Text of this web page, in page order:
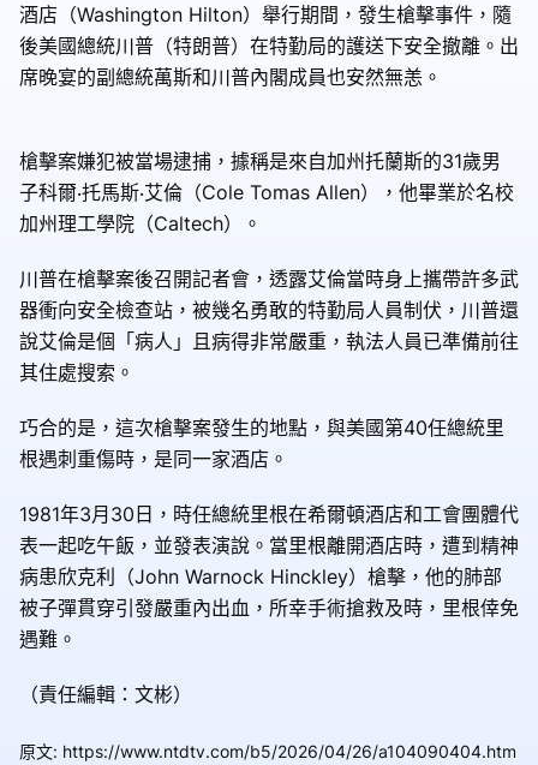
酒店（Washington Hilton）舉行期間，發生槍擊事件，隨
後美國總統川普（特朗普）在特勤局的護送下安全撤離。出
席晚宴的副總統萬斯和川普內閣成員也安然無恙。
槍擊案嫌犯被當場逮捕，據稱是來自加州托蘭斯的31歲男
子科​​爾‧托馬斯‧艾倫（Cole Tomas Allen），他畢業於名校
加州理工學院（Caltech）。
川普在槍擊案後召開記者會，透露艾倫當時身上攜帶許多武
器衝向安全檢查站，被幾名勇敢的特勤局人員制伏，川普還
說艾倫是個「病人」且病得非常嚴重，執法人員已準備前往
其住處搜索。
巧合的是，這次槍擊案發生的地點，與美國第40任總統里
根遇刺重傷時，是同一家酒店。
1981年3月30日，時任總統里根在希爾頓酒店和工會團體代
表一起吃午飯，並發表演說。當里根離開酒店時，遭到精神
病患欣克利（John Warnock Hinckley）槍擊，他的肺部
被子彈貫穿引發嚴重內出血，所幸手術搶救及時，里根倖免
遇難。
（責任編輯：文彬）
原文: https://www.ntdtv.com/b5/2026/04/26/a104090404.htm